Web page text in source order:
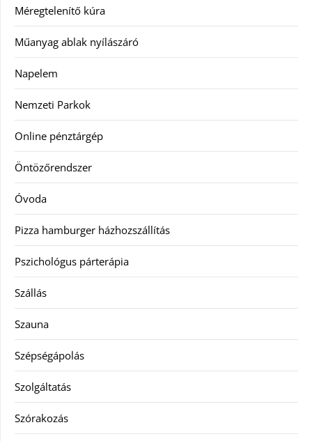
Méregtelenítő kúra
Műanyag ablak nyílászáró
Napelem
Nemzeti Parkok
Online pénztárgép
Öntözőrendszer
Óvoda
Pizza hamburger házhozszállítás
Pszichológus párterápia
Szállás
Szauna
Szépségápolás
Szolgáltatás
Szórakozás